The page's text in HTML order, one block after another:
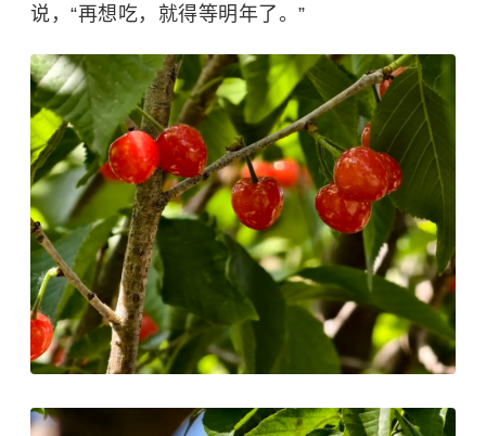
说，“再想吃，就得等明年了。”